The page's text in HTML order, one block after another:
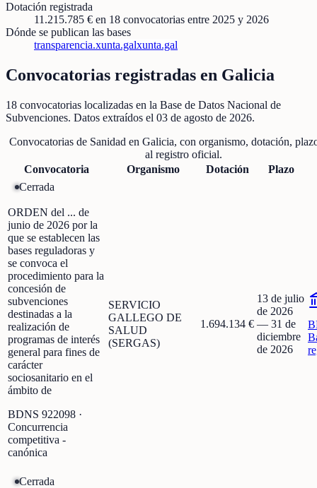
Dotación registrada
11.215.785 € en 18 convocatorias entre 2025 y 2026
Dónde se publican las bases
transparencia.xunta.galxunta.gal
Convocatorias registradas en Galicia
18 convocatorias localizadas en la Base de Datos Nacional de
Subvenciones. Datos extraídos el 03 de agosto de 2026.
Convocatorias de Sanidad en Galicia, con organismo, dotación,
al registro oficial.
Convocatoria
Organismo Dotación
Plazo
Cerrada
ORDEN del ... de
junio de 2026 por la
que se establecen las
bases reguladoras y
se convoca el
procedimiento para la
concesión de
subvenciones
destinadas a la
realización de
programas de interés
general para fines de
carácter
sociosanitario en el
ámbito de
BDNS 922098 ·
Concurrencia
competitiva -
canónica
SERVICIO
GALLEGO DE
SALUD
(SERGAS)
1.694.134 €
13 de julio
de 2026
— 31 de
diciembre
de 2026
Cerrada